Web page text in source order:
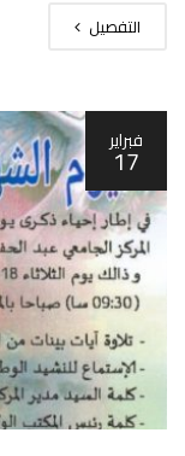
التفصيل
فبراير
17